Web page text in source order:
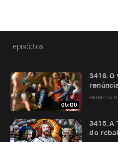
episódios
05:00
HOMILIA
3416.
3415. A
do